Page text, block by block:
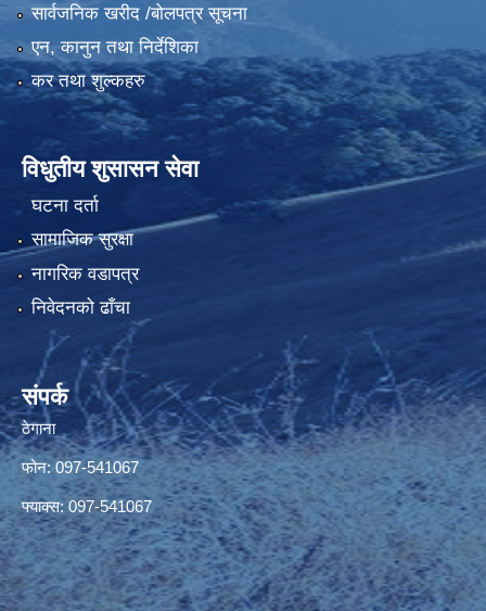
सार्वजनिक खरीद /बोलपत्र सूचना
एन, कानुन तथा निर्देशिका
कर तथा शुल्कहरु
विधुतीय शुसासन सेवा
घटना दर्ता
सामाजिक सुरक्षा
नागरिक वडापत्र
निवेदनको ढाँचा
संपर्क
ठेगाना
फोन: 097-541067
फ्याक्स: 097-541067